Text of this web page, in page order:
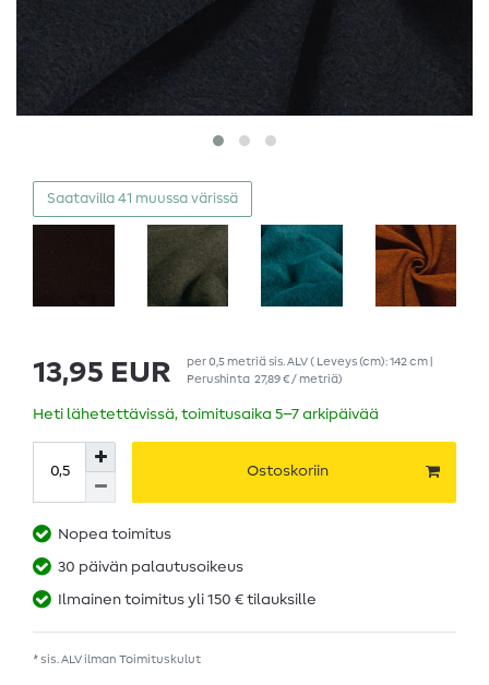
Saatavilla 41 muussa värissä
13,95 EUR per0,5 metriäsis. ALV( Leveys (cm): 142 cm |
Perushinta 27,89 € / metriä)
Heti lähetettävissä, toimitusaika 5–7 arkipäivää
Ostoskoriin
Nopea toimitus
30 päivän palautusoikeus
Ilmainen toimitus yli 150 € tilauksille
* sis. ALV ilman Toimituskulut